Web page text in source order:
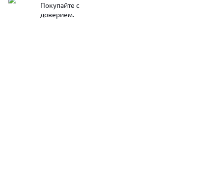
Покупайте с
доверием.